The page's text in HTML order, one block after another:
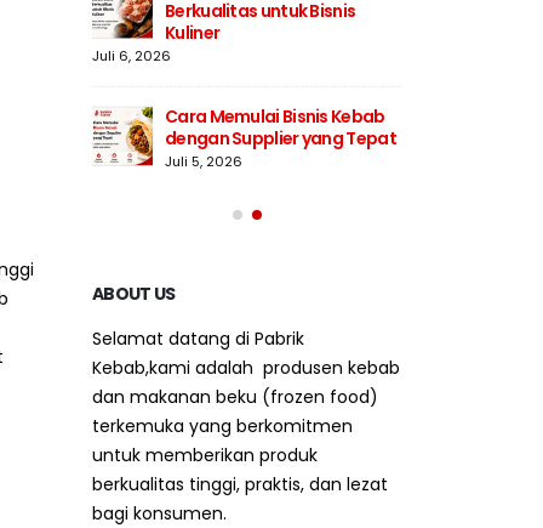
Berkualitas untuk Bisnis
Kuliner
Juli 6, 2026
Cara Memulai Bisnis Kebab
dengan Supplier yang Tepat
Juli 5, 2026
ABOUT US
Selamat datang di Pabrik
Kebab,kami adalah produsen kebab
dan makanan beku (frozen food)
terkemuka yang berkomitmen
untuk memberikan produk
berkualitas tinggi, praktis, dan lezat
bagi konsumen.